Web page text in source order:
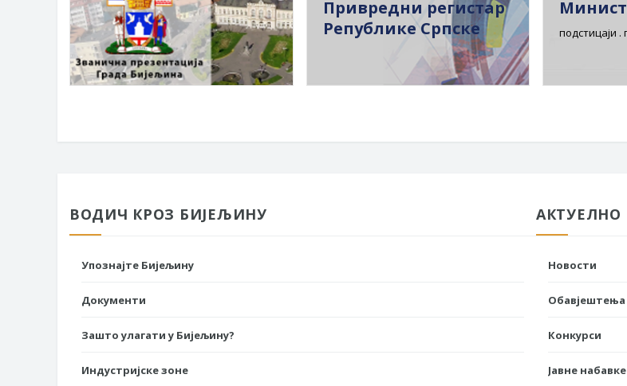
Привредни регистар
Републике Српске
подстицаји .
ВОДИЧ КРОЗ БИЈЕЉИНУ
Упознајте Бијељину
Документи
Зашто улагати у Бијељину?
Индустријске зоне
АКТУЕЛНО
Новости
Обавјештења
Конкурси
Јавне набавке